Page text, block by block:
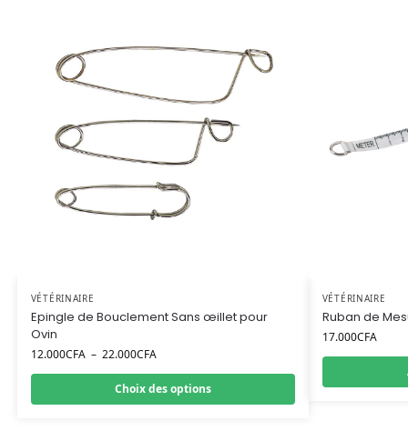
VÉTÉRINAIRE
Epingle de Bouclement Sans œillet pour
Ovin
12.000CFA – 22.000CFA
Choix des options
VÉTÉRINAIRE
Ruban de
17.000CFA